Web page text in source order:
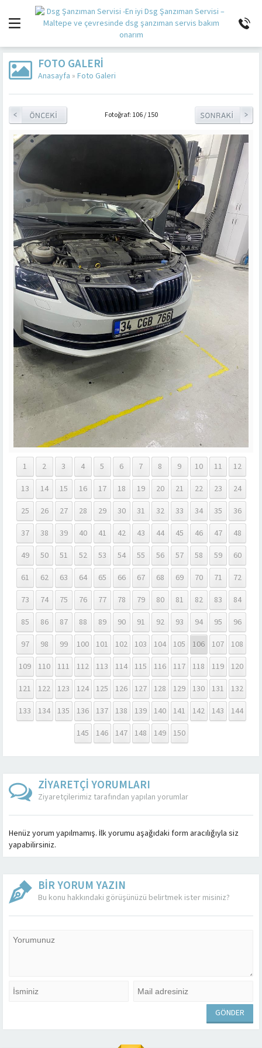
FOTO GALERI
Anasayfa » Foto Galeri
Fotoğraf: 106 / 150
1 2 3 4 5 6 7 8 9 10 11
12
13
14 15 16 17 18 19 20 21 22 23
24
25
26 27 28 29 30 31 32 33 34 35
36
37
38 39 40 41 42 43 44 45 46 47
48
49
50 51 52 53 54 55 56 57 58 59
60
61
62 63 64 65 66 67 68 69 70 71
72
73
74 75 76 77 78 79 80 81 82 83
84
85
86 87 88 89 90 91 92 93 94 95
96
97
98 99 100 101 102 103 104 105 106 107 108
109 110 111 112 113 114 115 116 117 118 119 120
121
122 123 124 125 126 127 128 129 130 131
132
133
134 135 136 137 138 139 140 141 142 143
144
145
146 147 148 149 150
ZİYARETÇİ YORUMLARI
Ziyaretçilerimiz tarafından yapılan yorumlar
Henüz yorum yapılmamış. İlk yorumu aşağıdaki form aracılığıyla siz
yapabilirsiniz.
BİR YORUM YAZIN
Bu konu hakkındaki görüşünüzü belirtmek ister misiniz?